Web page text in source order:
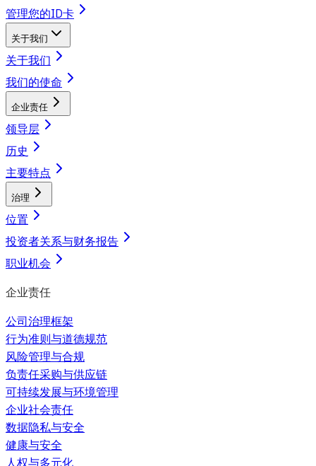
管理您的ID卡
关于我们
关于我们
我们的使命
企业责任
领导层
历史
主要特点
治理
位置
投资者关系与财务报告
职业机会
企业责任
公司治理框架
行为准则与道德规范
风险管理与合规
负责任采购与供应链
可持续发展与环境管理
企业社会责任
数据隐私与安全
健康与安全
人权与多元化